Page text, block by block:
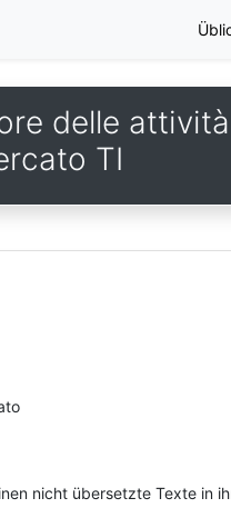
delle
TI
nicht übersetzte Texte in